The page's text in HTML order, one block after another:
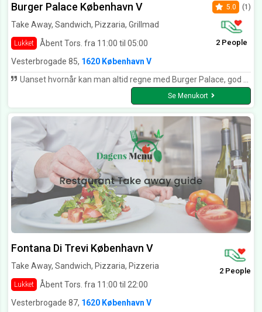
Burger Palace København V
Take Away, Sandwich, Pizzaria, Grillmad
Lukket Åbent Tors. fra 11:00 til 05:00
5.0 (1)
2 People
Vesterbrogade 85, 1620 København V
Uanset hvornår kan man altid regne med Burger Palace, god fast food mad.
Se Menukort
Fontana Di Trevi København V
Take Away, Sandwich, Pizzaria, Pizzeria
Lukket Åbent Tors. fra 11:00 til 22:00
2 People
Vesterbrogade 87, 1620 København V